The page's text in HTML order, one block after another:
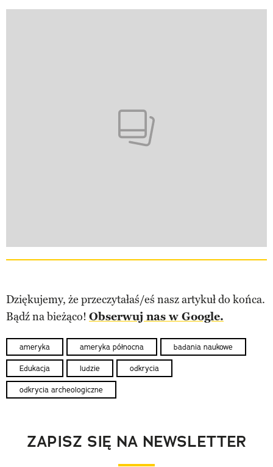
Dziękujemy, że przeczytałaś/eś nasz artykuł do końca.
Bądź na bieżąco! Obserwuj nas w Google.
ameryka ameryka północna badania naukowe
Edukacja ludzie odkrycia
odkrycia archeologiczne
ZAPISZ SIĘ NA NEWSLETTER